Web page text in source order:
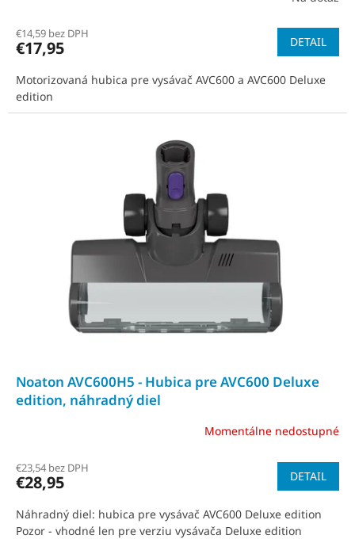
€14,59 bez DPH
€17,95 DETAIL
Motorizovaná hubica pre vysávač AVC600 a AVC600 Deluxe
edition
Noaton AVC600H5 - Hubica pre AVC600 Deluxe
edition, náhradný diel
Momentálne nedostupné
€23,54 bez DPH
€28,95 DETAIL
Náhradný diel: hubica pre vysávač AVC600 Deluxe edition
Pozor - vhodné len pre verziu vysávača Deluxe edition